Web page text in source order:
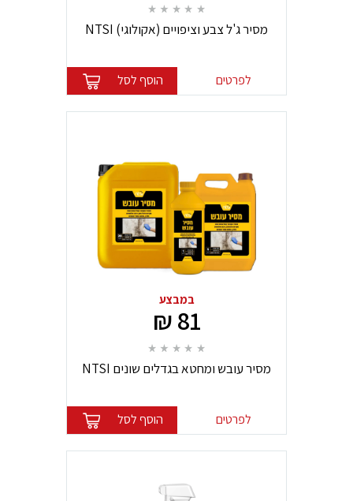
מסיר ג'ל צבע וציפויים (אקולוגי) NTSI
לפרטים הוסף לסל
במבצע
81 ₪
מסיר עובש ומחטא בגדלים שונים NTSI
לפרטים הוסף לסל